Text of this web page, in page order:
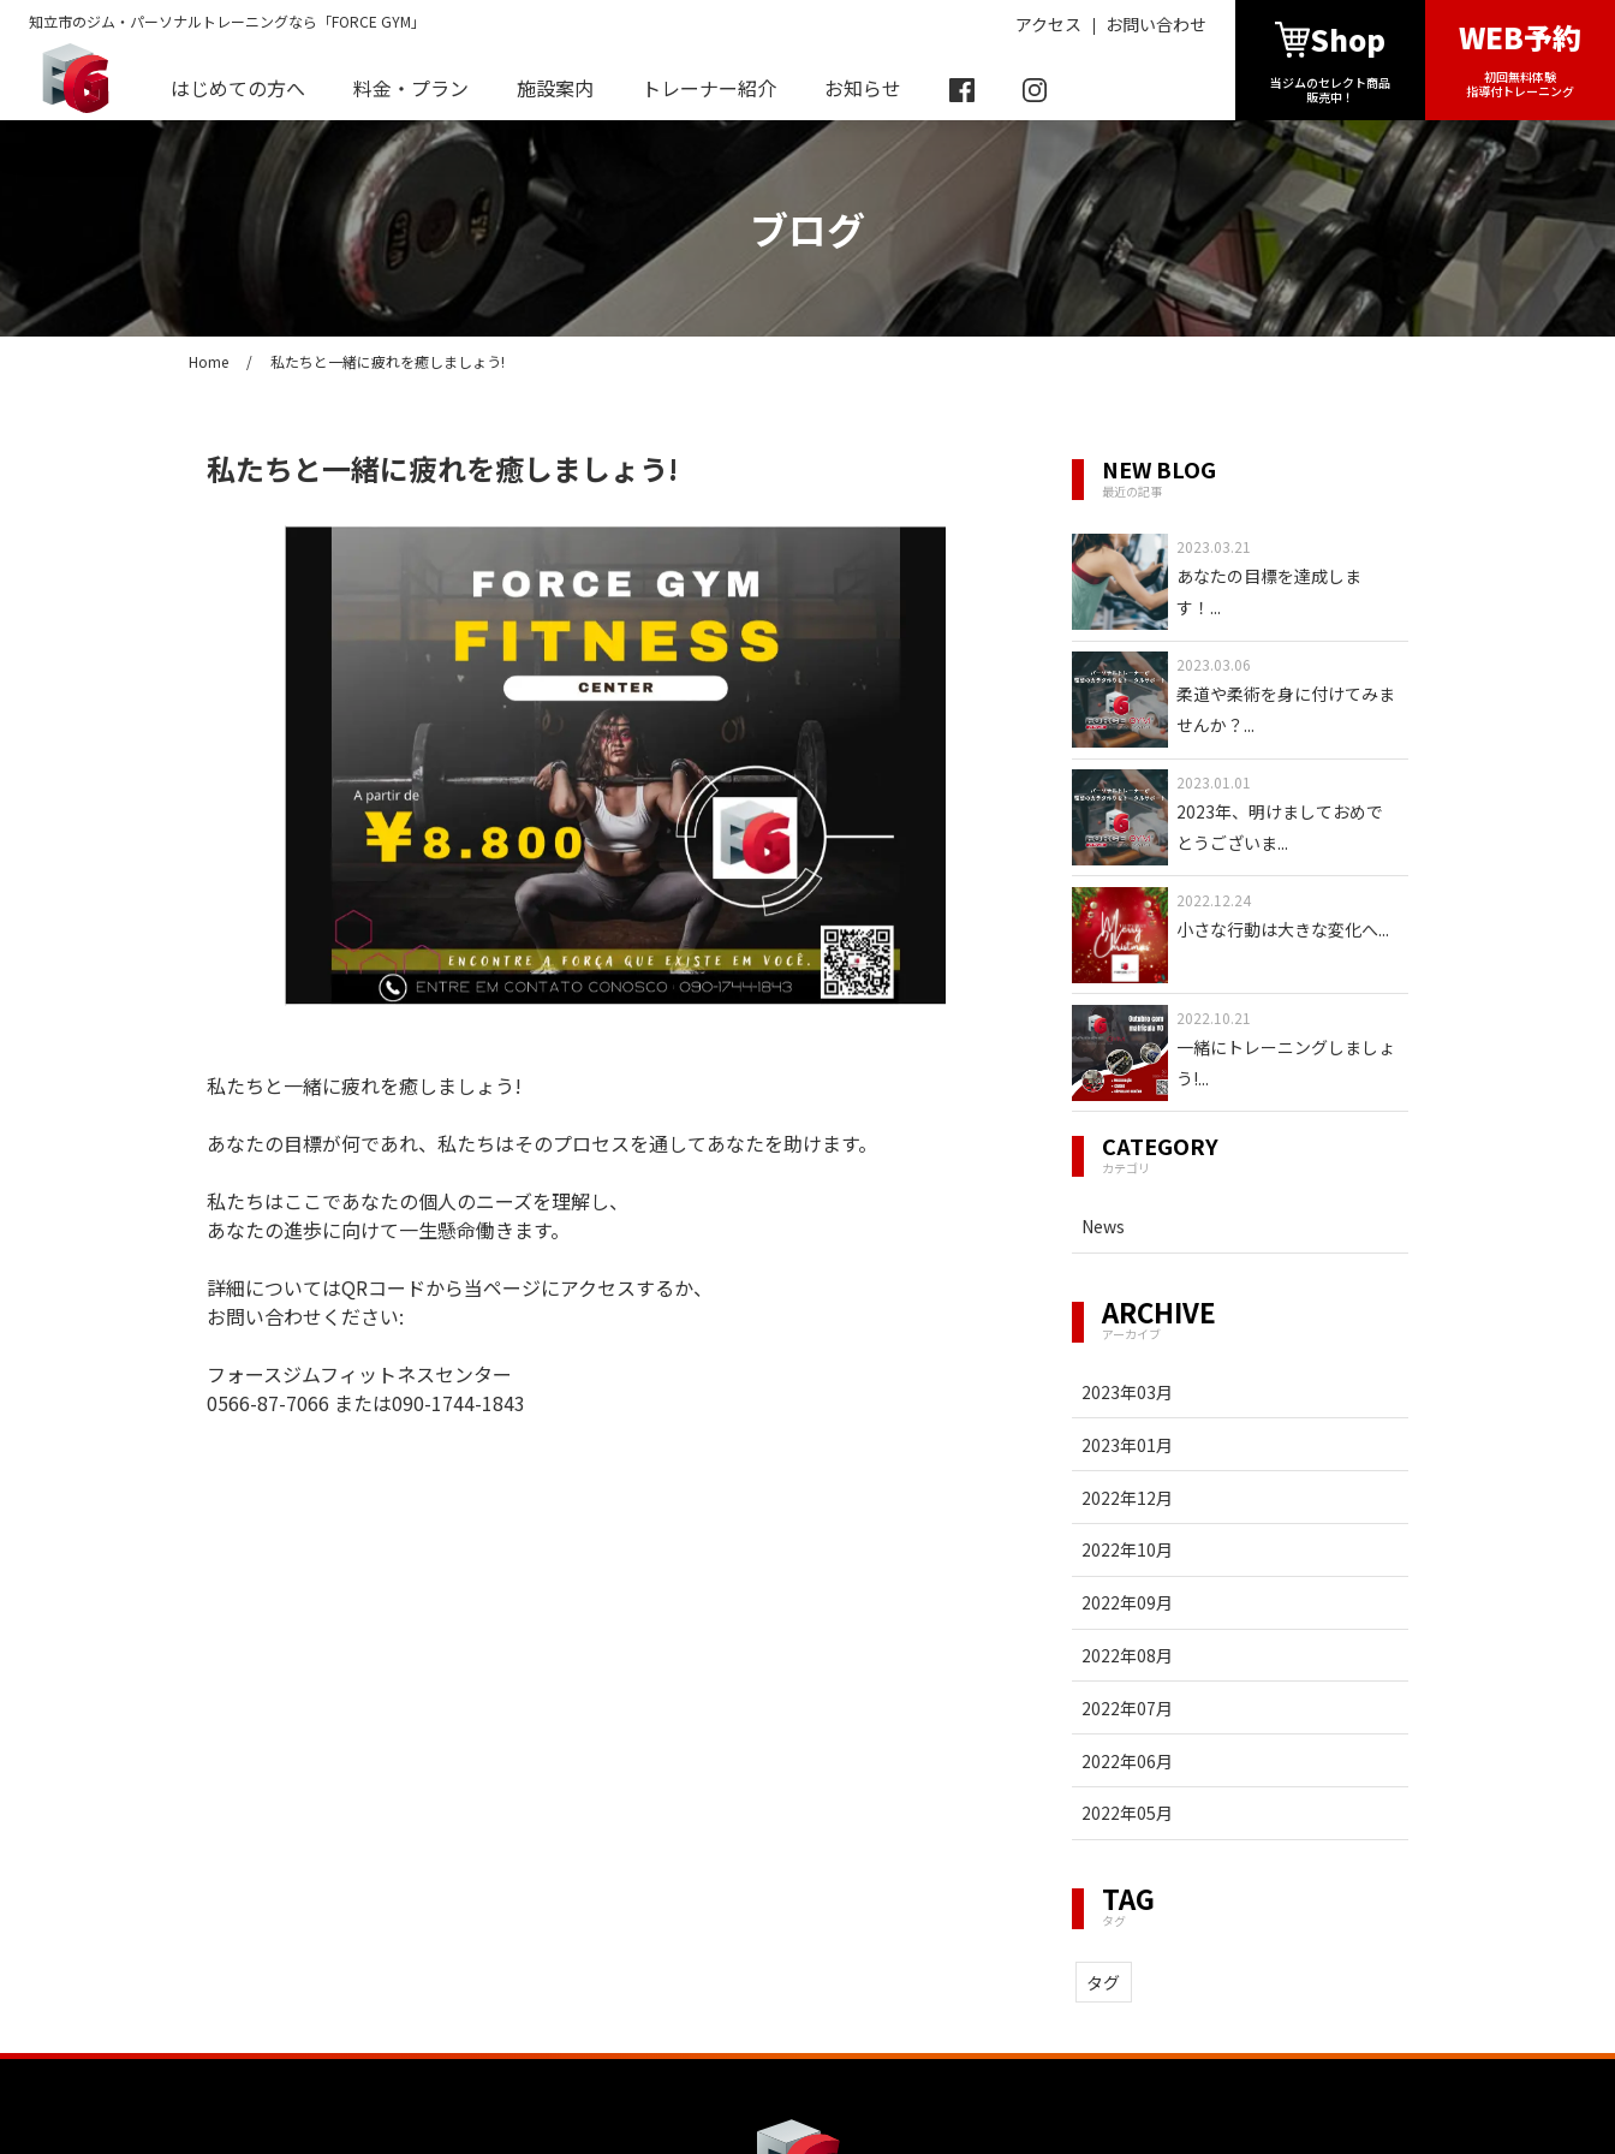
知立市のジム・パーソナルトレーニングなら「FORCE GYM」
はじめての方へ 料金・プラン 施設案内 トレーナー紹介 お知らせ
アクセス お問い合わせ Shop
当ジムのセレクト商品
販売中！
WEB予約
初回無料体験
指導付トレーニング
ブログ
Home / 私たちと一緒に疲れを癒しましょう!
私たちと一緒に疲れを癒しましょう!
私たちと一緒に疲れを癒しましょう!
あなたの目標が何であれ、私たちはそのプロセスを通してあなたを助けます。
私たちはここであなたの個人のニーズを理解し、
あなたの進歩に向けて一生懸命働きます。
詳細についてはQRコードから当ページにアクセスするか、
お問い合わせください:
フォースジムフィットネスセンター
0566-87-7066 または090-1744-1843
NEW BLOG
最近の記事
2023.03.21
あなたの目標を達成しま
す！ ...
2023.03.06
柔道や柔術を身に付けてみま
せんか？ ...
2023.01.01
2023年、明けましておめで
とうございま...
2022.12.24
小さな行動は大きな変化へ...
2022.10.21
一緒にトレーニングしましょ
う!...
CATEGORY
カテゴリ
News
ARCHIVE
アーカイブ
2023年03月
2023年01月
2022年12月
2022年10月
2022年09月
2022年08月
2022年07月
2022年06月
2022年05月
TAG
タグ
タグ